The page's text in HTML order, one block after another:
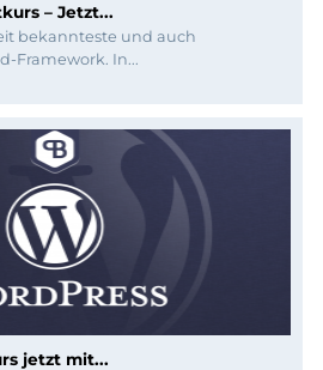
– Jetzt...
bekannteste und auch
Framework. In...
jetzt mit...